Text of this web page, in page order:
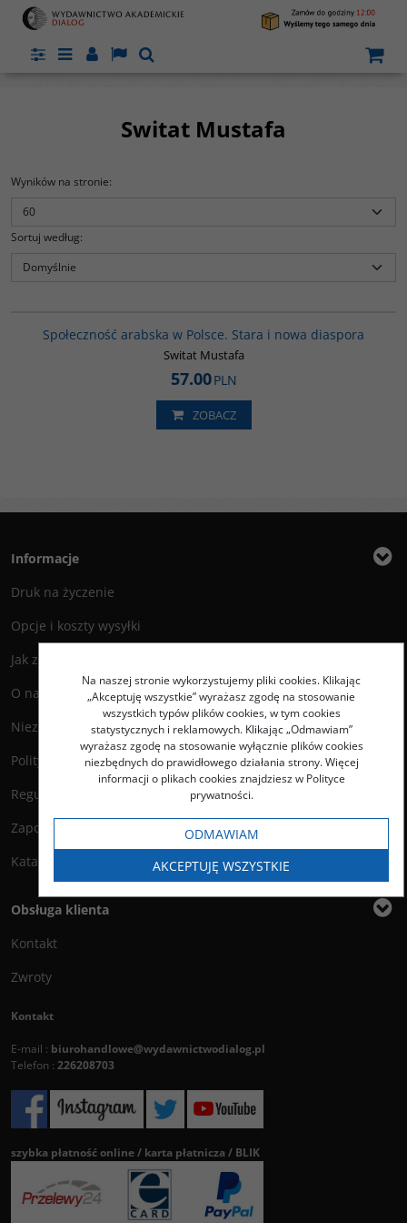
PanelMenuPanelLangSzukaj
Switat Mustafa
Wyników na stronie:
Sortuj według:
Społeczność arabska w Polsce. Stara i nowa diaspora
Switat Mustafa
57.00PLN
ZOBACZ
Informacje
Druk na życzenie
Opcje i koszty wysyłki
Jak zamawiać?
O nas
Niezbędnik Autora
Polityka prywatności
Regulamin księgarni
Zapowiedzi
Katalog
Obsługa klienta
Kontakt
Zwroty
Kontakt
E-mail : biurohandlowe@wydawnictwodialog.pl
Telefon : 226208703
szybka płatność online / karta płatnicza / BLIK
Na naszej stronie wykorzystujemy pliki cookies. Klikając
„Akceptuję wszystkie” wyrażasz zgodę na stosowanie
wszystkich typów plików cookies, w tym cookies
statystycznych i reklamowych. Klikając „Odmawiam”
wyrażasz zgodę na stosowanie wyłącznie plików cookies
niezbędnych do prawidłowego działania strony. Więcej
informacji o plikach cookies znajdziesz w Polityce
prywatności.
ODMAWIAM
AKCEPTUJĘ WSZYSTKIE